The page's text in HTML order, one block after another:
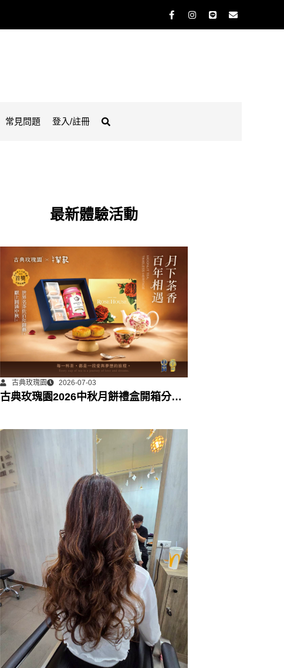
常見問題 登入/註冊
最新體驗活動
古典玫瑰園 2026-07-03
古典玫瑰園2026中秋月餅禮盒開箱分享 /